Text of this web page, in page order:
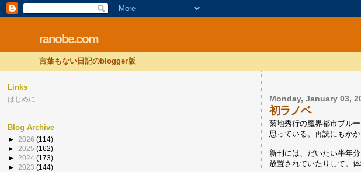
ranobe.com
言葉もない日記のblogger版
Monday, January 03,
初ラノベ
菊地秀行の魔界都市ブル
思っている。再読にもか
新刊には、だいたい半年
放置されていたりして。
Links
はじめに
Blog Archive
► 2026 (114)
► 2025 (162)
► 2024 (173)
► 2023 (144)